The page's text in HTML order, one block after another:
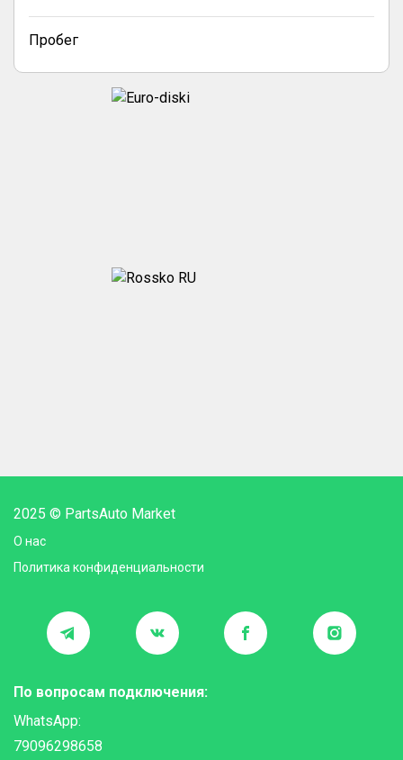
Пробег
2025 © PartsAuto Market
О нас
Политика конфиденциальности
По вопросам подключения:
WhatsApp:
79096298658